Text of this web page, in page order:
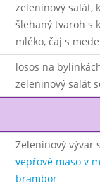
zeleninový salát,
šlehaný tvaroh s
mléko, čaj s
losos na
zeleninový salát
Zeleninový vývar
vepřové maso v
brambor